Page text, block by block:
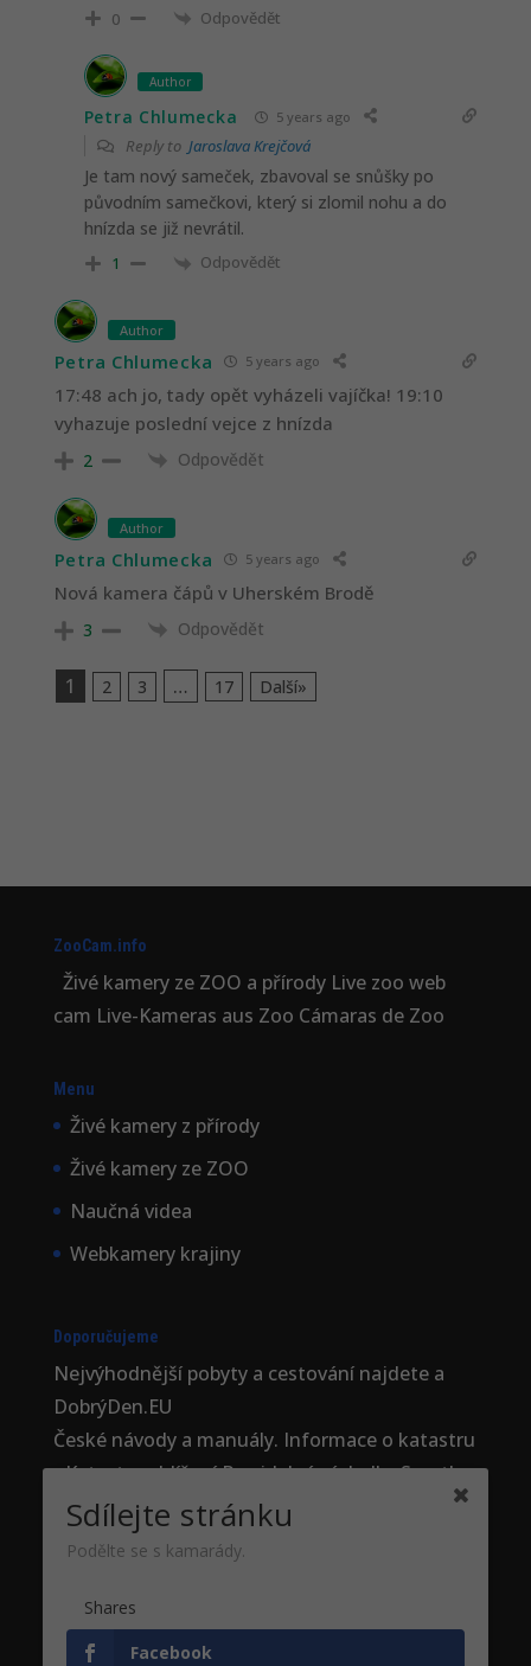
0 Odpovědět
Author
Petra Chlumecka 5 years ago
Reply to Jaroslava Krejčová
Je tam nový sameček, zbavoval se snůšky po
původním samečkovi, který si zlomil nohu a do
hnízda se již nevrátil.
1 Odpovědět
Author
Petra Chlumecka 5 years ago
17:48 ach jo, tady opět vyházeli vajíčka! 19:10
vyhazuje poslední vejce z hnízda
2 Odpovědět
Author
Petra Chlumecka 5 years ago
Nová kamera čápů v Uherském Brodě
3 Odpovědět
1 2 3 … 17 Další»
ZooCam.info
Živé kamery ze ZOO a přírody Live zoo web
cam Live-Kameras aus Zoo Cámaras de Zoo
Menu
Živé kamery z přírody
Živé kamery ze ZOO
Naučná videa
Webkamery krajiny
Doporučujeme
Nejvýhodnější pobyty a cestování najdete a
DobrýDen.EU
České návodya manuály. Informace o katastru
-Katastr nahlíženíPravidelné výsledkySportka
Jak se registrovat doúčtenkovky
Fotografie z
Tvorba webových stránek - Jan Brokeš, Brofi.eu
Sdílejte stránku
Podělte se s kamarády.
Shares
Facebook